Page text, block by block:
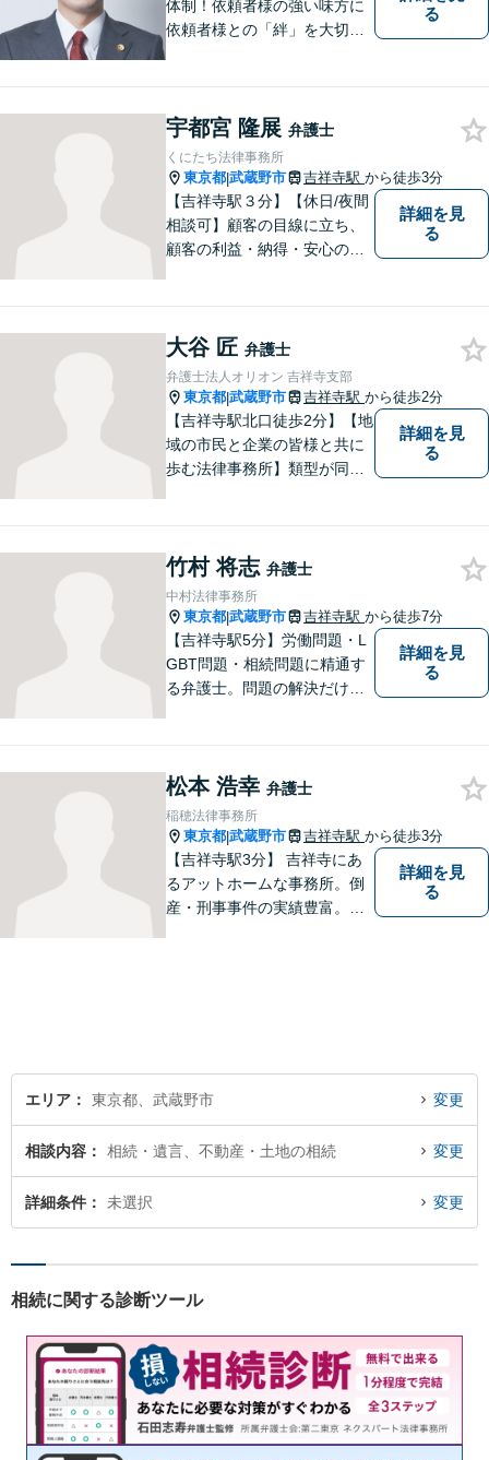
体制！依頼者様の強い味方に
依頼者様との「絆」を大切
回収、企業法務、刑事事件、
インターネットなど
る
宇都宮 隆展 弁護士
くにたち法律事務所
東京都|武蔵野市 吉祥寺駅 から徒歩3分
【吉祥寺駅３分】【休日/夜間
相談可】顧客の目線に立ち、
顧客の利益・納得・安心のた
詳細を見
る
大谷 匠 弁護士
弁護士法人オリオン 吉祥寺支部
東京都|武蔵野市 吉祥寺駅 から徒歩2分
【吉祥寺駅北口徒歩2分】【地
域の市民と企業の皆様と共に
歩む法律事務所】類型が同じ
を図ります。お困りごとがあ
ればお気軽にご相談くださ
い！
詳細を見
る
竹村 将志 弁護士
中村法律事務所
東京都|武蔵野市 吉祥寺駅 から徒歩7分
【吉祥寺駅5分】労働問題・L
GBT問題・相続問題に精通す
る弁護士。問題の解決だけで
にご相談ください！皆様に寄
り添い、納得の解決を目指し
ます。
詳細を見
る
松本 浩幸 弁護士
稲穂法律事務所
東京都|武蔵野市 吉祥寺駅 から徒歩3分
【吉祥寺駅3分】 吉祥寺にあ
るアットホームな事務所。倒
産・刑事事件の実績豊富。
詳細を見
る
エリア 東京都、武蔵野市 変更
相談内容 相続・遺言、不動産・土地の相続 変更
詳細条件 未選択 変更
相続に関する診断ツール